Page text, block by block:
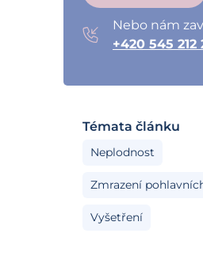
Nebo nám
+420 545 212
Témata článku
Neplodnost
Zmrazení
Vyšetření